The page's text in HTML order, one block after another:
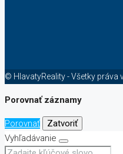
© HlavatyReality - Všetky práva
Porovnať záznamy
Porovnať
Zatvoriť
Vyhľadávanie